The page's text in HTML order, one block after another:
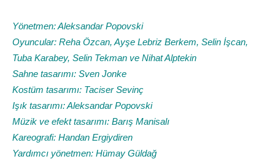
Yönetmen: Aleksandar Popovski
Oyuncular: Reha Özcan, Ayşe Lebriz Berkem, Selin İşcan,
Tuba Karabey, Selin Tekman ve Nihat Alptekin
Sahne tasarımı: Sven Jonke
Kostüm tasarımı: Taciser Sevinç
Işık tasarımı: Aleksandar Popovski
Müzik ve efekt tasarımı: Barış Manisalı
Kareografi: Handan Ergiydiren
Yardımcı yönetmen: Hümay Güldağ